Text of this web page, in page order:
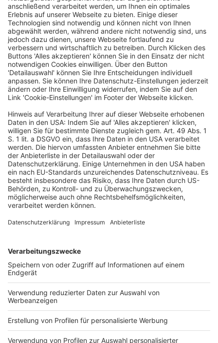
Die Registrierung hat mit Inbetriebnahme des neuen
Informationsverbundes der FIU, spätestens jedoch ab
dem 1. 1.2024 zu erfolgen. Den Tag der Inbetriebnahme
des neuen Informationsverbundes der FIU gibt das
Bundesministerium der Finanzen im Bundesgesetzblatt
bekannt (§ 59 Abs. 6 GwG).
Es empfiehlt sich jedoch, die eigene Praxis frühzeitig
bei der FIU zu registrieren. Dadurch kann sichergestellt
abgegeben werden können.
Außerdem stehen nach der Registrierung im internen
Bereich der FIU-Internetseite auch spezifische
Hinweise und Publikationen zum Thema „Bekämpfung
der Geldwäsche und Terrorismusfinanzierung“ zur
Verfügung, die hilfreich sein können, Geldwäsche und
Terrorismusfinanzierung besser zu erkennen und zu
vermeiden.
Wirtschaftsprüferkammer (WPK) zum Thema
der Rubrik
Mitglieder > Bekämpfung der Geldwäsche >
Hinweise für die Praxis
Zudem signalisieren Sie mit der Registrierung für sich
aus dem GwG – insbesondere einer möglichen
Meldepflicht – auseinandersetzen und jederzeit bereit
sind, diesen Verpflichtungen auch in Form einer
elektronischen Meldung nachzukommen. Dem
Berufsstand helfen Sie durch die Erhöhung der